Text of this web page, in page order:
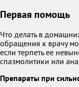
Первая помощь
Что делать в
обращения к врачу
если терпеть ее
спазмолитики или
Препараты при